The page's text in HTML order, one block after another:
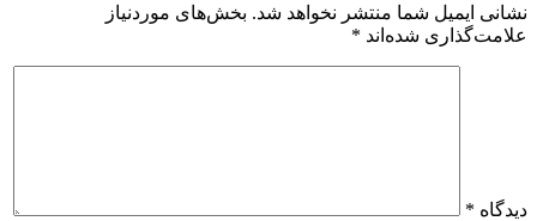
نشانی ایمیل شما منتشر نخواهد شد. بخش‌های موردنیاز
علامت‌گذاری شده‌اند *
دیدگاه *